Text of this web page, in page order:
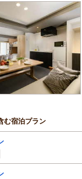
む宿泊プラン